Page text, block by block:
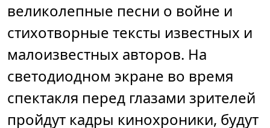
великолепные песни о войне и
стихотворные тексты известных и
малоизвестных авторов. На
светодиодном экране во время
спектакля перед глазами зрителей
пройдут кадры кинохроники, будут